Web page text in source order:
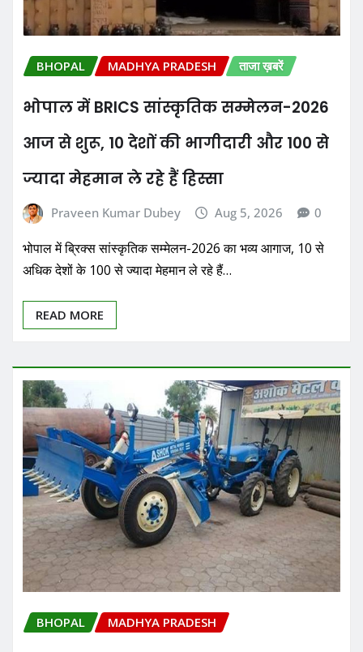
BHOPAL MADHYA PRADESH ताजा ख़बरें
भोपाल में BRICS सांस्कृतिक सम्मेलन-2026
आज से शुरू, 10 देशों की भागीदारी और 100 से
ज्यादा मेहमान ले रहे हैं हिस्सा
Praveen Kumar Dubey Aug 5, 2026 0
भोपाल में ब्रिक्स सांस्कृतिक सम्मेलन-2026 का भव्य आगाज, 10 से
अधिक देशों के 100 से ज्यादा मेहमान ले रहे हैं…
READ MORE
BHOPAL MADHYA PRADESH